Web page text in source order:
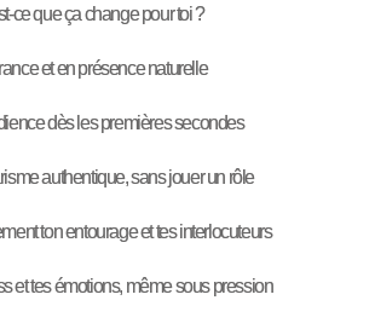
ce que ça change pour toi ?
et en présence naturelle
dès les premières secondes
authentique, sans jouer un rôle
ton entourage et tes interlocuteurs
et tes émotions, même sous pression